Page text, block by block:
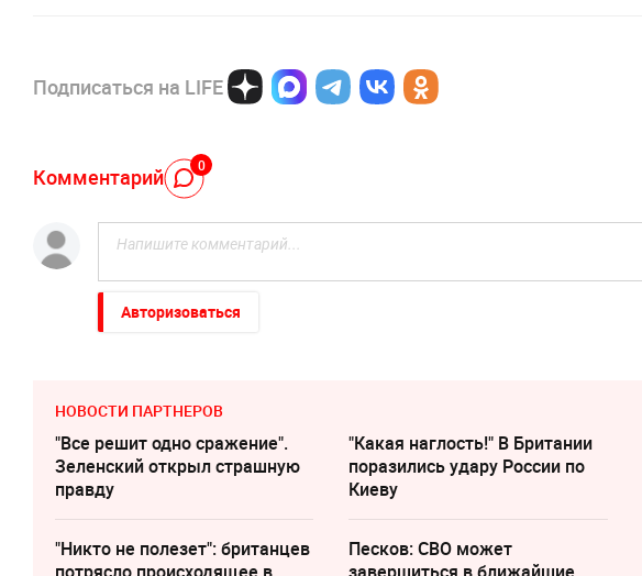
Подписаться на LIFE
Комментарий 0
Авторизоваться
НОВОСТИ ПАРТНЕРОВ
"Все решит одно сражение".
Зеленский открыл страшную
правду
"Какая наглость!" В Британии
поразились удару России по
Киеву
"Никто не полезет": британцев
Песков: СВО может